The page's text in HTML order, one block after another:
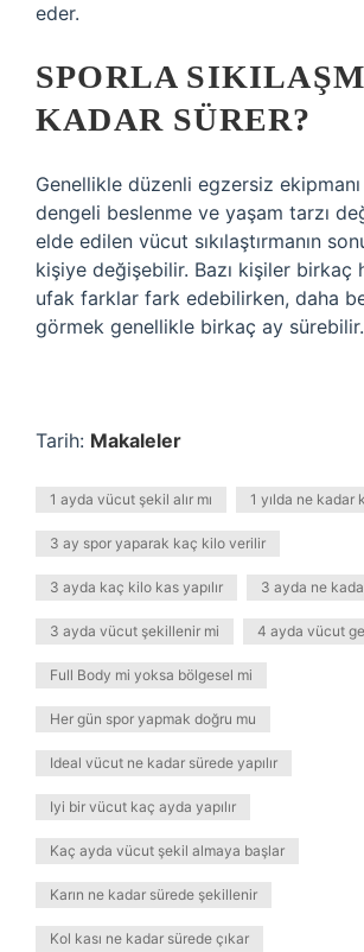
eder.
SPORLA
KADAR SÜRER?
Genellikle düzenli egzersiz ekipmanı
dengeli beslenme ve yaşam tarzı
elde edilen vücut sıkılaştırmanın
kişiye değişebilir. Bazı kişiler birkaç
ufak farklar fark edebilirken, daha
görmek genellikle birkaç ay sürebilir.
Tarih: Makaleler
1 ayda vücut şekil alır mı 1 yılda ne kadar
3 ay spor yaparak kaç kilo verilir
3 ayda kaç kilo kas yapılır 3 ayda ne
3 ayda vücut şekillenir mi 4 ayda vücut
Full Body mi yoksa bölgesel mi
Her gün spor yapmak doğru mu
Ideal vücut ne kadar sürede yapılır
Iyi bir vücut kaç ayda yapılır
Kaç ayda vücut şekil almaya başlar
Karın ne kadar sürede şekillenir
Kol kası ne kadar sürede çıkar